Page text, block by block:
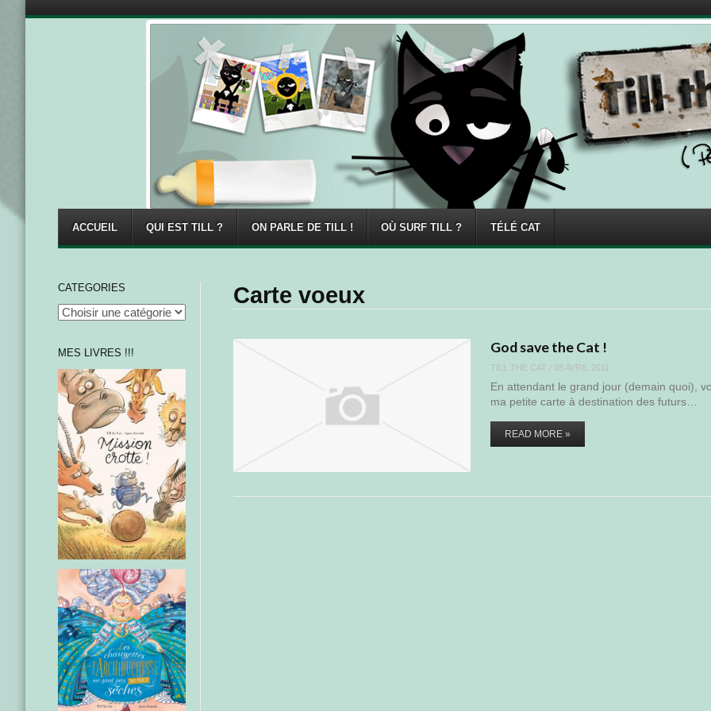
Menu
ACCUEIL
QUI EST TILL ? ON PARLE DE TILL ! OÙ SURF TILL ? TÉLÉ CAT
Carte voeux
God save the Cat !
TILL THE CAT / 28 AVRIL 2011
En attendant le grand jour (demain quoi),
ma petite carte à destination des futurs…
READ MORE »
CATEGORIES
MES LIVRES !!!